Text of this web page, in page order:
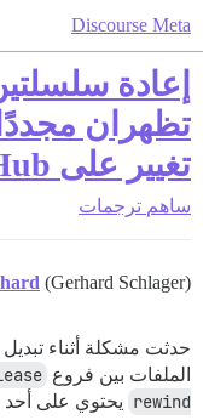
Discourse Meta
إعادة
تظهران
تغيير على GitHub
ساهم ترجمات
(Gerhard Schlager)
حدثت مشكلة أثناء
الملفات بين فروع
rewind يحتوي على أحد